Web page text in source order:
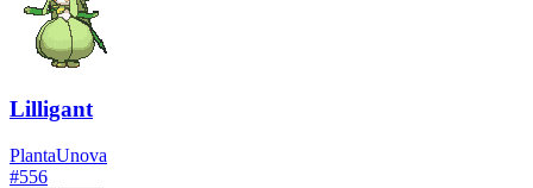
Lilligant
PlantaUnova
#556